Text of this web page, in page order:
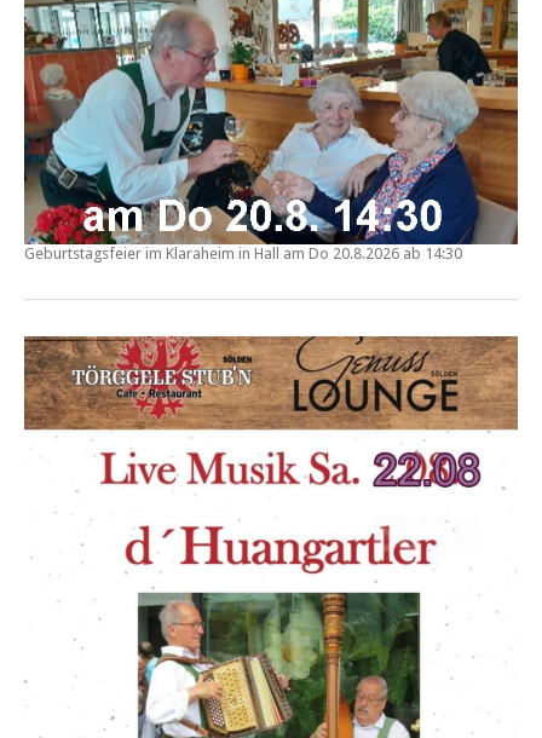
Geburtstagsfeier im Klaraheim in Hall am Do 20.8.2026 ab 14:30